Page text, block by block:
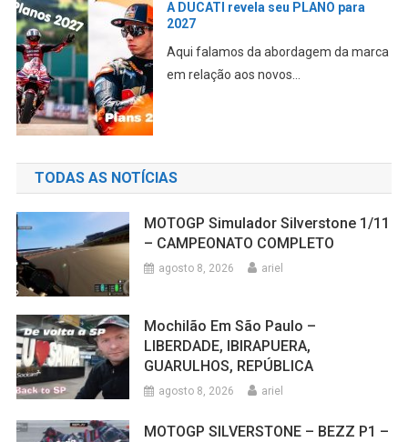
A DUCATI revela seu PLANO para
2027
Aqui falamos da abordagem da marca
em relação aos novos...
TODAS AS NOTÍCIAS
MOTOGP Simulador Silverstone 1/11
– CAMPEONATO COMPLETO
agosto 8, 2026 ariel
Mochilão Em São Paulo –
LIBERDADE, IBIRAPUERA,
GUARULHOS, REPÚBLICA
agosto 8, 2026 ariel
MOTOGP SILVERSTONE – BEZZ P1 –